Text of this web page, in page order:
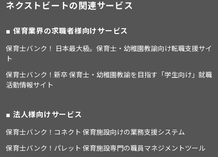
ネクストビートの関連サービス
保育業界の求職者様向けサービス
保育士バンク！ 日本最大級。保育士・幼稚園教諭向け転職支援サイ
ト
保育士バンク！新卒 保育士・幼稚園教諭を目指す「学生向け」就職
活動情報サイト
法人様向けサービス
保育士バンク！コネクト 保育施設向けの業務支援システム
保育士バンク！パレット 保育施設専門の職員マネジメントツール